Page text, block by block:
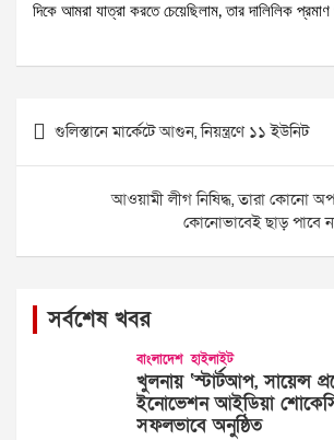
দিকে আমরা যাত্রা করতে চেয়েছিলাম, তার দালিলিক প্রমাণ
Post
navigation
গুলিস্তানে মার্কেটে আগুন, নিয়ন্ত্রণে ১১ ইউনিট
আওয়ামী লীগ নিষিদ্ধ, তারা কোনো
কোনোভাবেই ছাড় পাবে না
সর্বশেষ খবর
বাংলাদেশ হাইলাইট
খুলনায় ‘স্টার্টআপ, সায়েন্স
ইনোভেশন আইডিয়া
সফলভাবে অনুষ্ঠিত